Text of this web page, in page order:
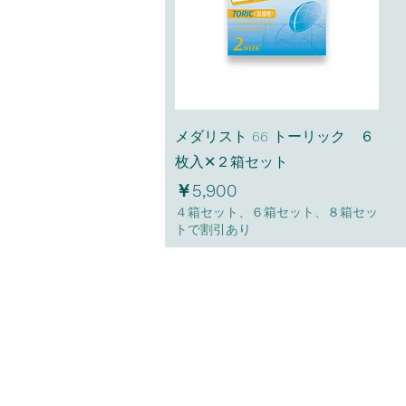
クイックビュー
メダリスト 66 トーリック ６
枚入✕２箱セット
価格
￥5,900
４箱セット、６箱セット、８箱セッ
トで割引あり